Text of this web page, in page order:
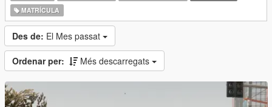
MATRÍCULA
Des de: El Mes passat
Ordenar per: Més descarregats